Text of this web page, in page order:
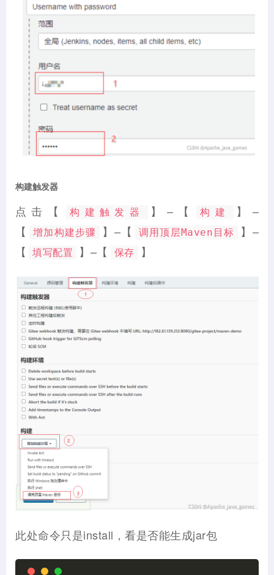
构建触发器
点击【 构建触发器 】–【 构建
】–
【
增加构建步骤 】–【 调用顶层Maven目标
】–
【
填写配置 】–【 保存 】
此处命令只是install，看是否能生成jar包